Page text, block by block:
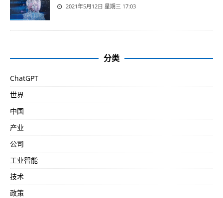
2021年5月12日 星期三 17:03
分类
ChatGPT
世界
中国
产业
公司
工业智能
技术
政策